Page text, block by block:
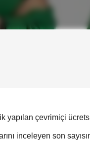
yapılan çevrimiçi
inceleyen son